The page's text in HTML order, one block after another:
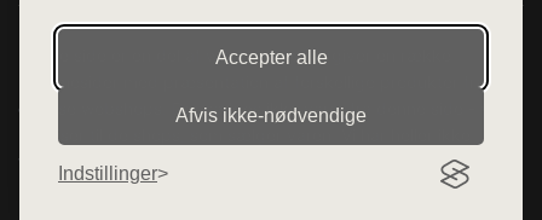
Accepter alle
Afvis ikke‑nødvendige
Indstillinger
Denne side er en del af want.dk, der udgiver en række
hjemmesider med præsentation af forskellige produkter fra
diverse webshops. Der sælges ikke varer fra denne side - vi
varerne på lager.